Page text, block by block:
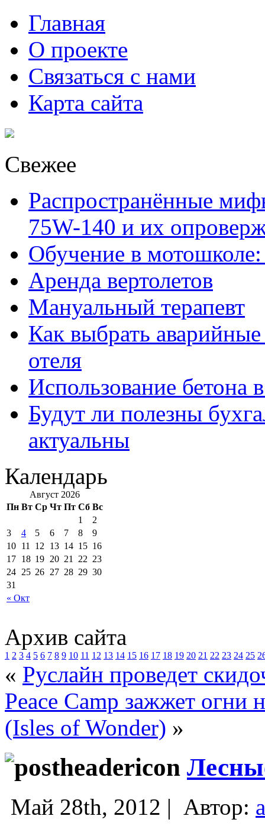
Главная
О проекте
Связаться с нами
Карта сайта
Свежее
Распространённые
75W-140 и их
Обучение в
Аренда вертолетов
Мануальный терапевт
Как выбрать
отеля
Использование бетона
Будут ли полезны
актуальны
Календарь
Август 2026
Пн Вт Ср Чт Пт Сб Вс
« Окт
1
2
3
4 5 6 7 8
9
10 11 12 13 14 15 16
17 18 19 20 21 22 23
24 25 26 27 28 29 30
31
Архив сайта
1 2 3 4 5 6 7 8 9 10 11 12 13 14 15 16 17 18 19 20 21 22 23 24 25
« Руслайн проведет
Peace Camp зажжет огни
(Isles of Wonder) »
Май 28th, 2012 | Автор: